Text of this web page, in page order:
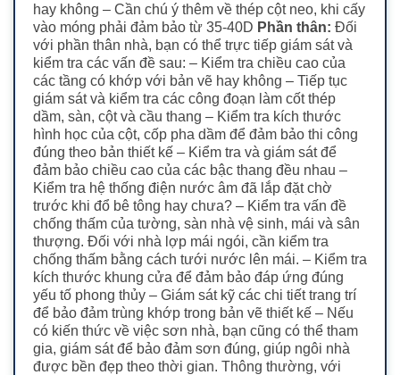
hay không – Cần chú ý thêm về thép cột neo, khi cấy
vào móng phải đảm bảo từ 35-40D Phần thân: Đối
với phần thân nhà, bạn có thể trực tiếp giám sát và
kiểm tra các vấn đề sau: – Kiểm tra chiều cao của
các tầng có khớp với bản vẽ hay không – Tiếp tục
giám sát và kiểm tra các công đoạn làm cốt thép
dầm, sàn, cột và cầu thang – Kiểm tra kích thước
hình học của cột, cốp pha dầm để đảm bảo thi công
đúng theo bản thiết kế – Kiểm tra và giám sát để
đảm bảo chiều cao của các bậc thang đều nhau –
Kiểm tra hệ thống điện nước âm đã lắp đặt chờ
trước khi đổ bê tông hay chưa? – Kiểm tra vấn đề
chống thấm của tường, sàn nhà vệ sinh, mái và sân
thượng. Đối với nhà lợp mái ngói, cần kiểm tra
chống thấm bằng cách tưới nước lên mái. – Kiểm tra
kích thước khung cửa để đảm bảo đáp ứng đúng
yếu tố phong thủy – Giám sát kỹ các chi tiết trang trí
để bảo đảm trùng khớp trong bản vẽ thiết kế – Nếu
có kiến thức về việc sơn nhà, bạn cũng có thể tham
gia, giám sát để bảo đảm sơn đúng, giúp ngôi nhà
được bền đẹp theo thời gian. Thông thường, với